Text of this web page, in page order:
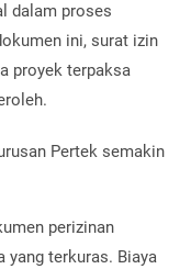
dalam proses
ini, surat izin
proyek terpaksa
Pertek semakin
perizinan
yang terkuras. Biaya